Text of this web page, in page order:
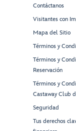
Contáctanos
Visitantes con
Mapa del Sitio
Términos y
Términos y
Reservación
Términos y
Castaway Club
Seguridad
Tus derechos